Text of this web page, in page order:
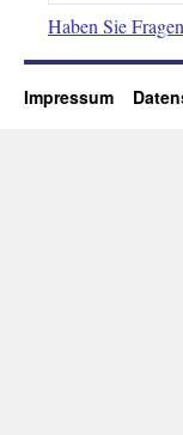
Haben Sie
Impressum